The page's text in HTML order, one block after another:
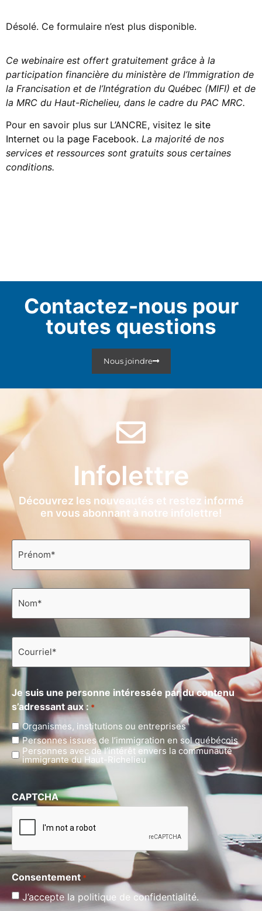
Désolé. Ce formulaire n’est plus disponible.
Ce webinaire est offert gratuitement grâce à la
participation financière du ministère de l’Immigration de
la Francisation et de l’Intégration du Québec (MIFI) et de
la MRC du Haut-Richelieu, dans le cadre du PAC MRC.
Pour en savoir plus sur L’ANCRE, visitez le site
Internet ou la page Facebook. La majorité de nos
services et ressources sont gratuits sous certaines
conditions.
Contactez-nous pour
toutes questions
Nous joindre
Infolettre
Découvrez les nouveautés et restez informé
en vous abonnant à notre infolettre!
Prénom
Nom
Courriel
Je suis une personne intéressée par du contenu
s’adressant aux : *
Organismes, institutions ou entreprises
Personnes issues de l’immigration en sol québécois
Personnes avec de l’intérêt envers la communauté
immigrante du Haut-Richelieu
CAPTCHA
Consentement *
J’accepte la politique de confidentialité.